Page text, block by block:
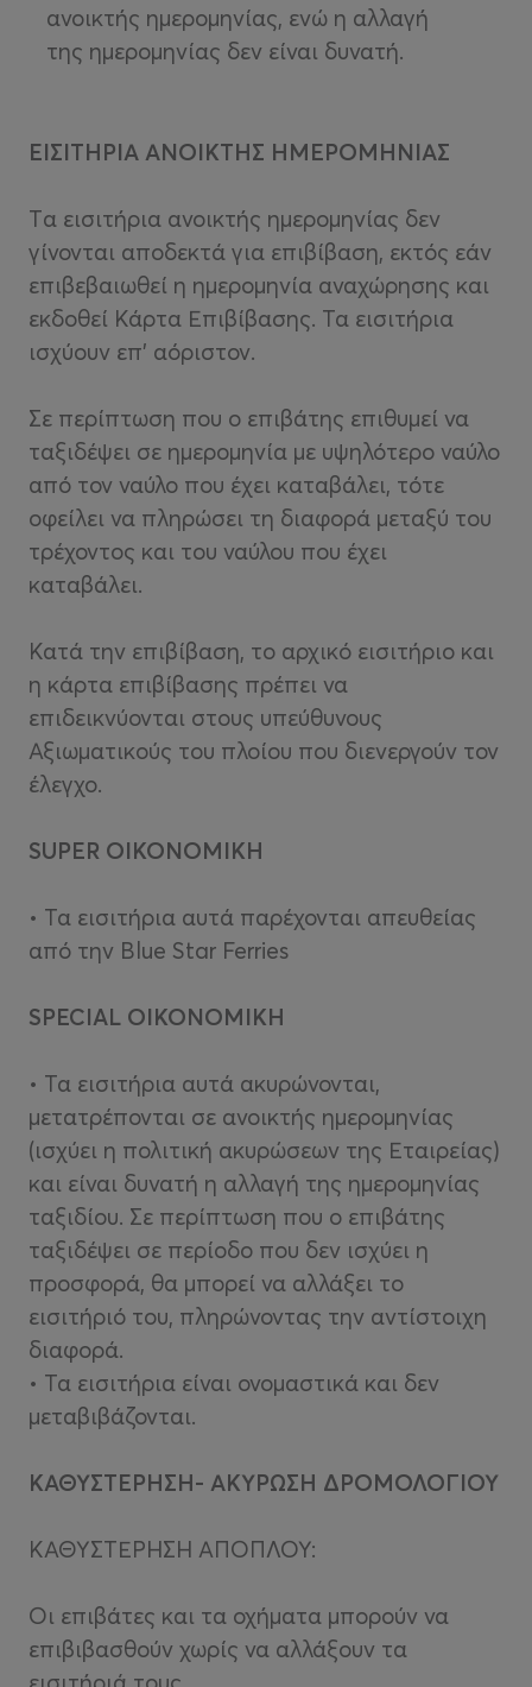
ανοικτής ημερομηνίας, ενώ η αλλαγή
της ημερομηνίας δεν είναι δυνατή.
ΕΙΣΙΤΗΡΙΑ ΑΝΟΙΚΤΗΣ ΗΜΕΡΟΜΗΝΙΑΣ
Tα εισιτήρια ανοικτής ημερομηνίας δεν
γίνονται αποδεκτά για επιβίβαση, εκτός εάν
επιβεβαιωθεί η ημερομηνία αναχώρησης και
εκδοθεί Κάρτα Επιβίβασης. Τα εισιτήρια
ισχύουν επ’ αόριστον.
Σε περίπτωση που ο επιβάτης επιθυμεί να
ταξιδέψει σε ημερομηνία με υψηλότερο ναύλο
από τον ναύλο που έχει καταβάλει, τότε
οφείλει να πληρώσει τη διαφορά μεταξύ του
τρέχοντος και του ναύλου που έχει
καταβάλει.
Κατά την επιβίβαση, το αρχικό εισιτήριο και
η κάρτα επιβίβασης πρέπει να
επιδεικνύονται στους υπεύθυνους
Αξιωματικούς του πλοίου που διενεργούν τον
έλεγχο.
SUPER ΟΙΚΟΝΟΜΙΚΗ
• Τα εισιτήρια αυτά παρέχονται απευθείας
από την Blue Star Ferries
SPECIAL ΟΙΚΟΝΟΜΙΚΗ
• Τα εισιτήρια αυτά ακυρώνονται,
μετατρέπονται σε ανοικτής ημερομηνίας
(ισχύει η πολιτική ακυρώσεων της Εταιρείας)
και είναι δυνατή η αλλαγή της ημερομηνίας
ταξιδίου. Σε περίπτωση που ο επιβάτης
ταξιδέψει σε περίοδο που δεν ισχύει η
προσφορά, θα μπορεί να αλλάξει το
εισιτήριό του, πληρώνοντας την αντίστοιχη
διαφορά.
• Τα εισιτήρια είναι ονομαστικά και δεν
μεταβιβάζονται.
ΚΑΘΥΣΤΕΡΗΣΗ- ΑΚΥΡΩΣΗ ΔΡΟΜΟΛΟΓΙΟΥ
ΚΑΘΥΣΤΕΡΗΣΗ ΑΠΟΠΛΟΥ:
Οι επιβάτες και τα οχήματα μπορούν να
επιβιβασθούν χωρίς να αλλάξουν τα